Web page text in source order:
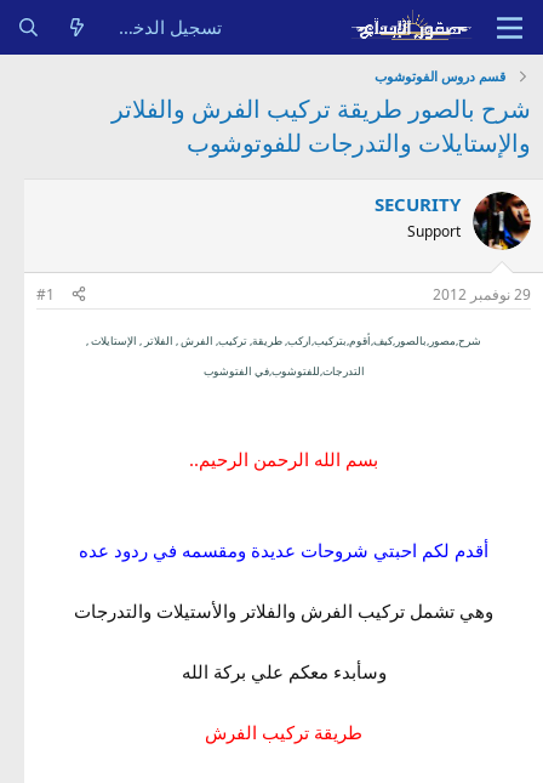
تسجيل الدخول
قسم دروس الفوتوشوب
شرح بالصور طريقة تركيب الفرش والفلاتر
والإستايلات والتدرجات للفوتوشوب
SECURITY
Support
29 نوفمبر 2012 #1
شرح,مصور,بالصور,كيف,أقوم,بتركيب,اركب, طريقة, تركيب, الفرش , الفلاتر , الإستايلات ,
التدرجات,للفتوشوب,في الفتوشوب
بسم الله الرحمن الرحيم..
أقدم لكم احبتي شروحات عديدة ومقسمه في ردود عده
وهي تشمل تركيب الفرش والفلاتر والأستيلات والتدرجات
وسأبدء معكم علي بركة الله
طريقة تركيب الفرش